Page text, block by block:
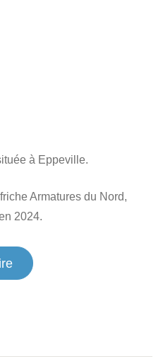
à Eppeville.
Armatures du Nord,
2024.